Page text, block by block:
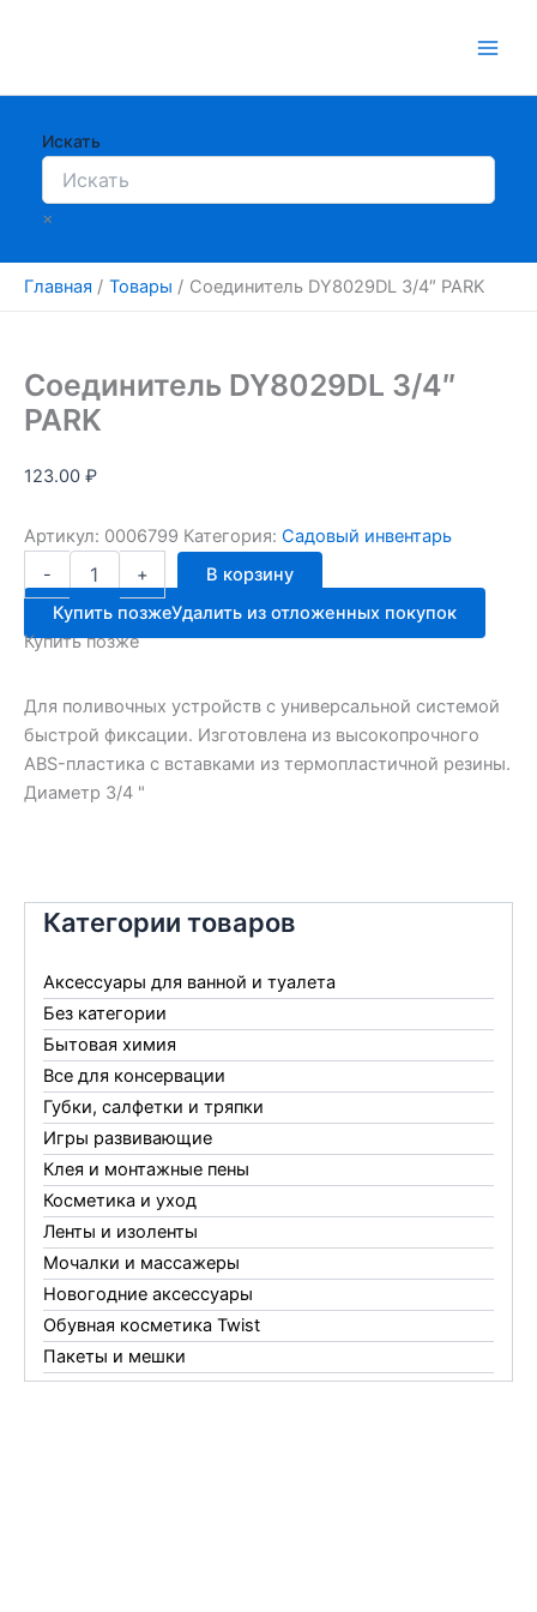
Искать
×
Главная Товары Соединитель DY8029DL 3/4″ PARK
Категории товаров
Аксессуары для ванной и туалета
Без категории
Бытовая химия
Все для консервации
Губки, салфетки и тряпки
Игры развивающие
Клея и монтажные пены
Косметика и уход
Ленты и изоленты
Мочалки и массажеры
Новогодние аксессуары
Обувная косметика Twist
Пакеты и мешки
Перчатки
Соединитель DY8029DL 3/4″
PARK
123.00 ₽
Артикул: 0006799 Категория: Садовый инвентарь
-
Количество
товара
Соединитель
DY8029DL
3/4"
+
В корзину
Купить позжеУдалить из отложенных покупок
Купить позже
Для поливочных устройств с универсальной системой
быстрой фиксации. Изготовлена из высокопрочного
ABS-пластика с вставками из термопластичной резины.
Диаметр 3/4 "